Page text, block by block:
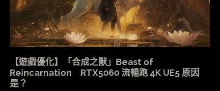
【遊戲優化】「合成之獸」Beast of
Reincarnation RTX5060 流暢跑 4K UE5 原因
是？